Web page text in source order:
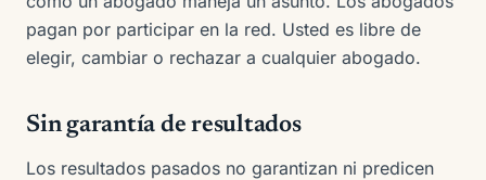
pagan por participar en la red. Usted es libre de
elegir, cambiar o rechazar a cualquier abogado.
Sin garantía de resultados
Los resultados pasados no garantizan ni predicen